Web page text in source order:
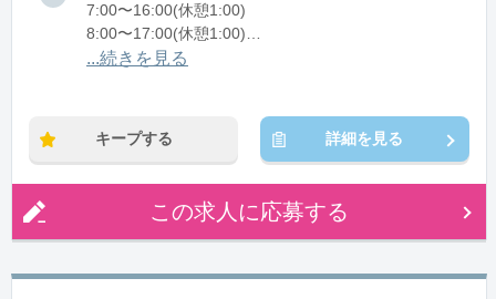
7:00〜16:00(休憩1:00)
8:00〜17:00(休憩1:00)
12:00〜21:00(休憩1:00)
...続きを見る
キープする 詳細を見る
この求人に応募する